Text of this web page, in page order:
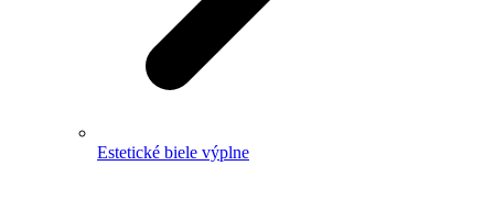
Estetické biele výplne